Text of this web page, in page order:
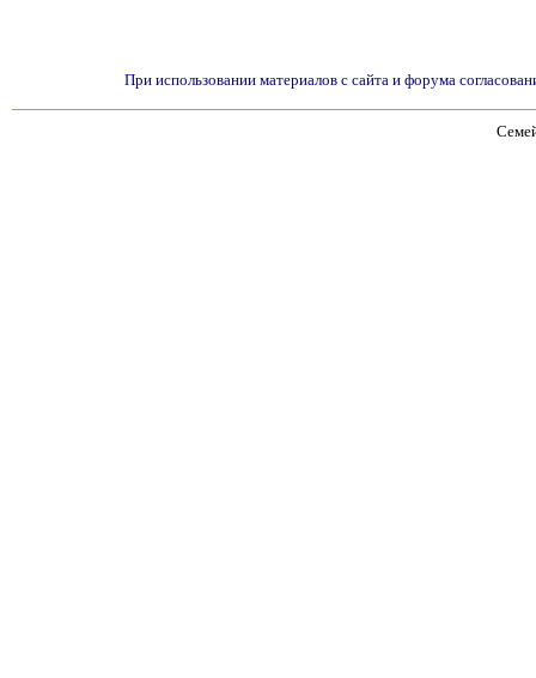
При использовании материалов с сайта и форума